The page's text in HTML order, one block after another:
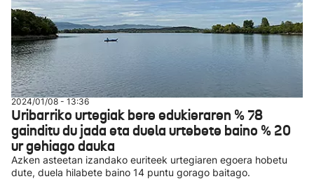
2024/01/08 - 13:36
Uribarriko urtegiak bere edukieraren % 78
gainditu du jada eta duela urtebete baino % 20
ur gehiago dauka
Azken asteetan izandako euriteek urtegiaren egoera hobetu
dute, duela hilabete baino 14 puntu gorago baitago.